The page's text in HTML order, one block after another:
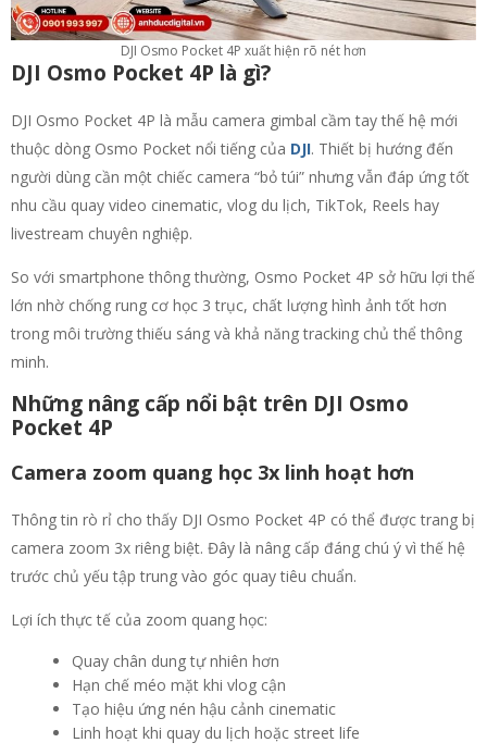
DJI Osmo Pocket 4P xuất hiện rõ nét hơn
DJI Osmo Pocket 4P là gì?
DJI Osmo Pocket 4P là mẫu camera gimbal cầm tay thế hệ mới
thuộc dòng Osmo Pocket nổi tiếng của DJI. Thiết bị hướng đến
người dùng cần một chiếc camera “bỏ túi” nhưng vẫn đáp ứng tốt
nhu cầu quay video cinematic, vlog du lịch, TikTok, Reels hay
livestream chuyên nghiệp.
So với smartphone thông thường, Osmo Pocket 4P sở hữu lợi thế
lớn nhờ chống rung cơ học 3 trục, chất lượng hình ảnh tốt hơn
trong môi trường thiếu sáng và khả năng tracking chủ thể thông
minh.
Những nâng cấp nổi bật trên DJI Osmo
Pocket 4P
Camera zoom quang học 3x linh hoạt hơn
Thông tin rò rỉ cho thấy DJI Osmo Pocket 4P có thể được trang bị
camera zoom 3x riêng biệt. Đây là nâng cấp đáng chú ý vì thế hệ
trước chủ yếu tập trung vào góc quay tiêu chuẩn.
Lợi ích thực tế của zoom quang học:
Quay chân dung tự nhiên hơn
Hạn chế méo mặt khi vlog cận
Tạo hiệu ứng nén hậu cảnh cinematic
Linh hoạt khi quay du lịch hoặc street life